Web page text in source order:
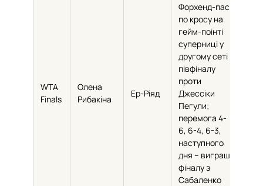
WTA
Finals
Олена
Рибакіна
Ер-Ріяд
Форхенд-пас
по кросу на
гейм-поінті
суперниці у
другому сеті
півфіналу
проти
Джессіки
Пегули;
перемога 4-
6, 6-4, 6-3,
наступного
дня – виграш
фіналу з
Сабаленко